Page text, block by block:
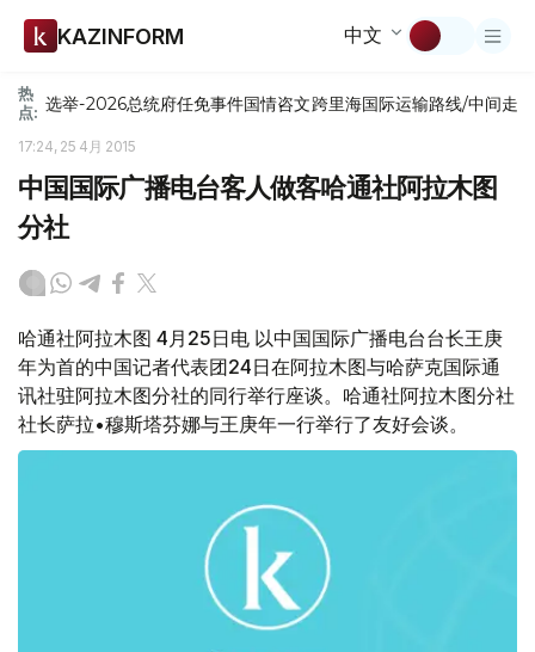
KAZINFORM 中文
热
点: 选举-2026总统府任免事件国情咨文跨里海国际运输路线/中间走廊
17:24, 25 4月 2015
中国国际广播电台客人做客哈通社阿拉木图
分社
哈通社阿拉木图 4月25日电 以中国国际广播电台台长王庚
年为首的中国记者代表团24日在阿拉木图与哈萨克国际通
讯社驻阿拉木图分社的同行举行座谈。哈通社阿拉木图分社
社长萨拉•穆斯塔芬娜与王庚年一行举行了友好会谈。